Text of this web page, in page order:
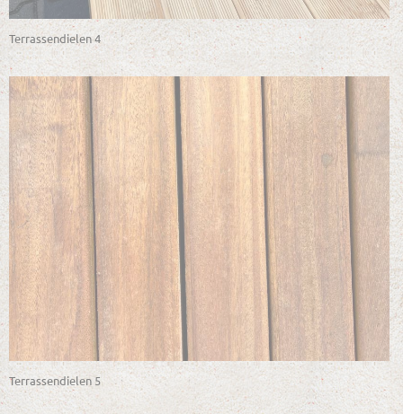
Terrassendielen 4
Terrassendielen 5